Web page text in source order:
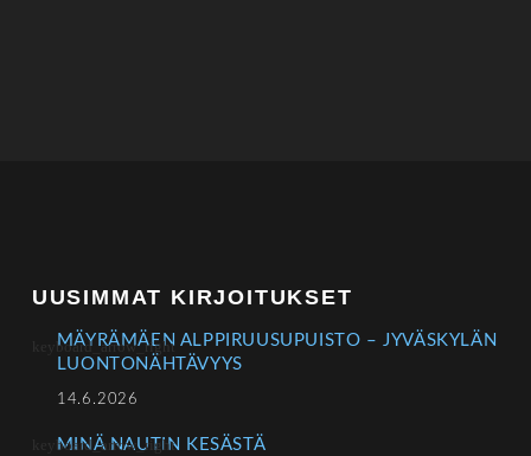
UUSIMMAT KIRJOITUKSET
MÄYRÄMÄEN ALPPIRUUSUPUISTO – JYVÄSKYLÄN
LUONTONÄHTÄVYYS
14.6.2026
MINÄ NAUTIN KESÄSTÄ